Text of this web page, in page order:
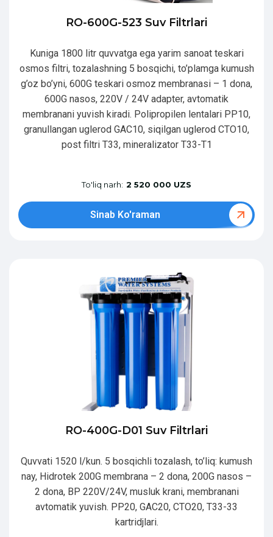
RO-600G-523 Suv Filtrlari
Kuniga 1800 litr quvvatga ega yarim sanoat teskari
osmos filtri, tozalashning 5 bosqichi, to’plamga kumush
g’oz bo’yni, 600G teskari osmoz membranasi – 1 dona,
600G nasos, 220V / 24V adapter, avtomatik
membranani yuvish kiradi. Polipropilen lentalari PP10,
granullangan uglerod GAC10, siqilgan uglerod CTO10,
post filtri T33, mineralizator T33-T1
To'liq narh: 2 520 000 UZS
Sinab Ko'raman
RO-400G-D01 Suv Filtrlari
Quvvati 1520 l/kun. 5 bosqichli tozalash, to’liq: kumush
nay, Hidrotek 200G membrana – 2 dona, 200G nasos –
2 dona, BP 220V/24V, musluk krani, membranani
avtomatik yuvish. PP20, GAC20, CTO20, T33-33
kartridjlari.